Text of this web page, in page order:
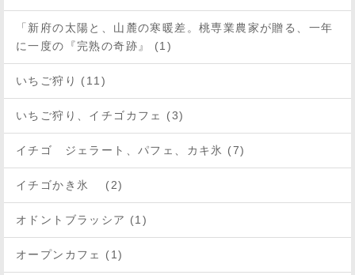
「新府の太陽と、山麓の寒暖差。桃専業農家が贈る、一年
に一度の『完熟の奇跡』 (1)
いちご狩り (11)
いちご狩り、イチゴカフェ (3)
イチゴ ジェラート、パフェ、カキ氷 (7)
イチゴかき氷 (2)
オドントブラッシア (1)
オープンカフェ (1)